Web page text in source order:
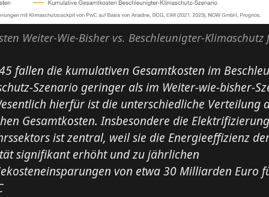
Weiter-Wie-Bisher vs. Beschleunigter-Klimaschutz
fallen die kumulativen Gesamtkosten im
Szenario geringer als im Weiter-wie-bisher-
hierfür ist die unterschiedliche Verteilung
Gesamtkosten. Insbesondere die
ist zentral, weil sie die Energieeffizienz
signifikant erhöht und zu jährlichen
von etwa 30 Milliarden Euro